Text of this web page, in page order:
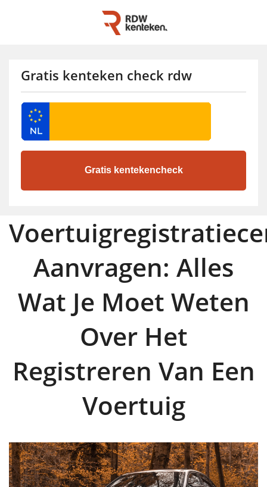
Gratis kenteken check rdw
Aanvragen: Alles
Wat Je Moet Weten
Over Het
Registreren Van Een
Voertuig